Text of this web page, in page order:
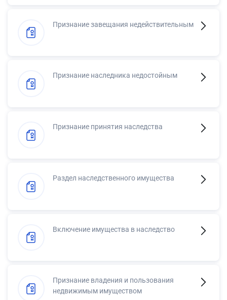
Признание завещания недействительным
Признание наследника недостойным
Признание принятия наследства
Раздел наследственного имущества
Включение имущества в наследство
Признание владения и пользования
недвижимым имуществом